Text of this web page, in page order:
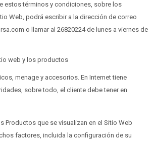
estos términos y condiciones, sobre los
Web, podrá escribir a la dirección de correo
o llamar al 26820224 de lunes a viernes de
web y los productos
menage y accesorios. En Internet tiene
sobre todo, el cliente debe tener en
Productos que se visualizan en el Sitio Web
factores, incluida la configuración de su